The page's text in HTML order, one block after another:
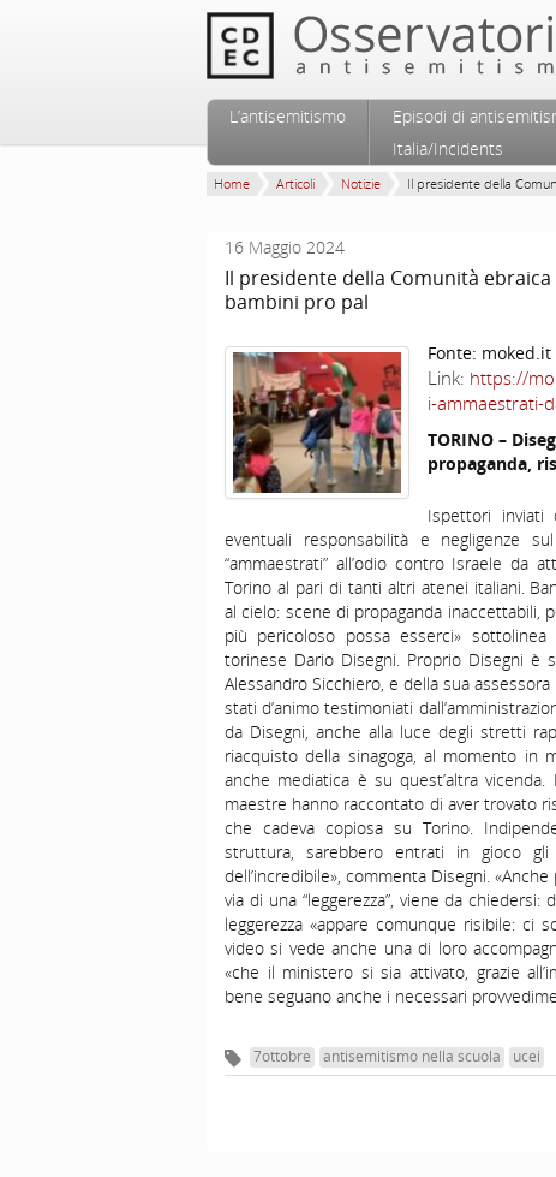
Menu principale
Vai al contenuto principale
Vai al contenuto secondario
L’antisemitismo
Episodi di
Italia/Incidents
Home Articoli Notizie Il presidente della
16 Maggio 2024
Il presidente della Comunità
bambini pro pal
Fonte: moked.it
Link: https://
i-ammaestrati-
TORINO –
propaganda,
Ispettori inviati
eventuali responsabilità e negligenze
“ammaestrati” all’odio contro Israele da
Torino al pari di tanti altri atenei italiani.
al cielo: scene di propaganda inaccettabili,
più pericoloso possa esserci»
torinese Dario Disegni. Proprio Disegni è
Alessandro Sicchiero, e della sua assessora
stati d’animo testimoniati
da Disegni, anche alla luce degli stretti
riacquisto della sinagoga, al momento in
anche mediatica è su quest’altra
maestre hanno raccontato di aver trovato
che cadeva copiosa su Torino.
struttura, sarebbero entrati in gioco
dell’incredibile», commenta Disegni.
via di una “leggerezza”, viene da
leggerezza «appare comunque risibile:
video si vede anche una di loro
«che il ministero si sia attivato, grazie
bene seguano anche i necessari
7ottobre antisemitismo nella scuola ucei